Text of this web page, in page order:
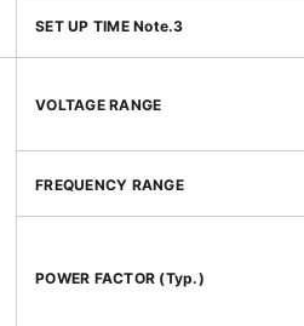
SET UP TIME Note.3
VOLTAGE RANGE
FREQUENCY RANGE
POWER FACTOR (Typ.)